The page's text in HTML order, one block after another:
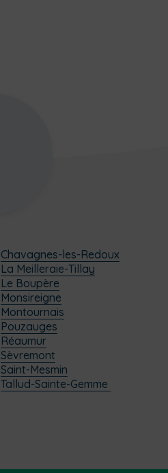
Chavagnes-les-Redoux
La Meilleraie-Tillay
Le Boupère
Monsireigne
Montournais
Pouzauges
Réaumur
Sèvremont
Saint-Mesmin
Tallud-Sainte-Gemme